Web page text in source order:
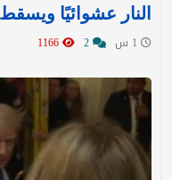
النار عشوائيًا ويسقط 7 قتلى و15 مصابًا ثم ينتحر